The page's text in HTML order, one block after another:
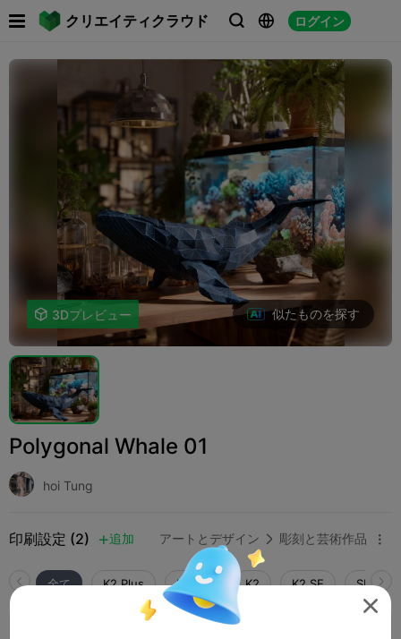
クリエイティクラウド   ログイン
 
 3Dプレビュー 似たものを探す
Polygonal Whale 01
hoi Tung
印刷設定 (2) 追加 アートとデザイン  彫刻と芸術作品 
全て K2 Plus K2 Pro K2 K2 SE
